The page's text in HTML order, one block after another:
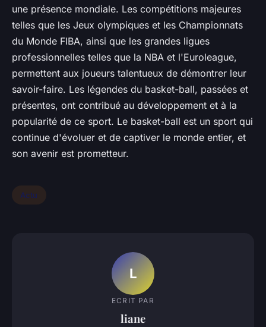
une présence mondiale. Les compétitions majeures
telles que les Jeux olympiques et les Championnats
du Monde FIBA, ainsi que les grandes ligues
professionnelles telles que la NBA et l'Euroleague,
permettent aux joueurs talentueux de démontrer leur
savoir-faire. Les légendes du basket-ball, passées et
présentes, ont contribué au développement et à la
popularité de ce sport. Le basket-ball est un sport qui
continue d'évoluer et de captiver le monde entier, et
son avenir est prometteur.
Actu
L
ECRIT PAR
liane